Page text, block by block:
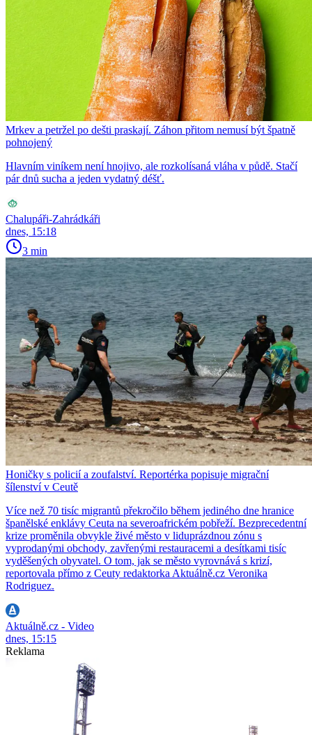
Mrkev a petržel po dešti praskají. Záhon přitom nemusí být špatně
pohnojený
Hlavním viníkem není hnojivo, ale rozkolísaná vláha v půdě. Stačí
pár dnů sucha a jeden vydatný déšť.
Chalupáři-Zahrádkáři
dnes, 15:18
3 min
Honičky s policií a zoufalství. Reportérka popisuje migrační
šílenství v Ceutě
Více než 70 tisíc migrantů překročilo během jediného dne hranice
španělské enklávy Ceuta na severoafrickém pobřeží. Bezprecedentní
krize proměnila obvykle živé město v liduprázdnou zónu s
vyprodanými obchody, zavřenými restauracemi a desítkami tisíc
vyděšených obyvatel. O tom, jak se město vyrovnává s krizí,
reportovala přímo z Ceuty redaktorka Aktuálně.cz Veronika
Rodriguez.
Aktuálně.cz - Video
dnes, 15:15
Reklama